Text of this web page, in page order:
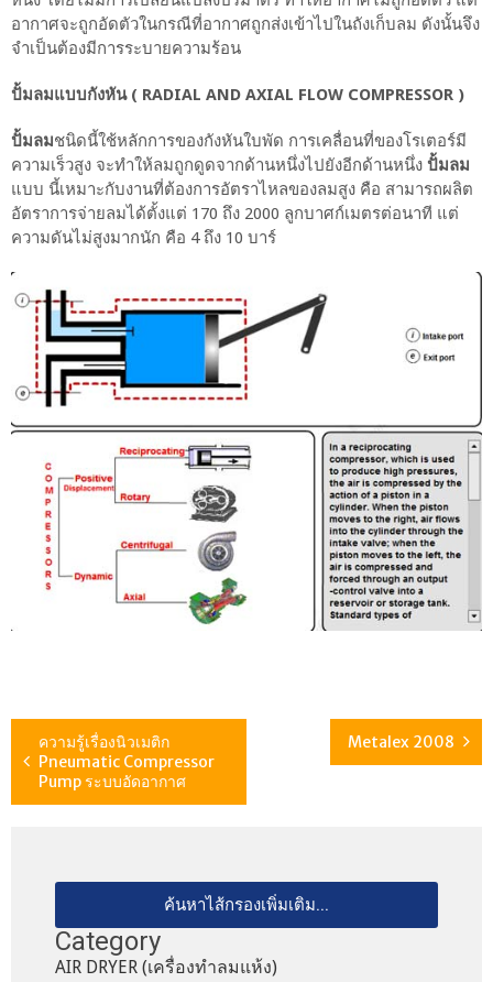
อากาศจะถูกอัดตัวในกรณีที่อากาศถูกส่งเข้าไปในถังเก็บลม ดังนั้นจึง
จำเป็นต้องมีการระบายความร้อน
ปั้มลมแบบกังหัน ( RADIAL AND AXIAL FLOW COMPRESSOR )
ปั้มลมชนิดนี้ใช้หลักการของกังหันใบพัด การเคลื่อนที่ของโรเตอร์มี
ความเร็วสูง จะทำให้ลมถูกดูดจากด้านหนึ่งไปยังอีกด้านหนึ่ง ปั้มลม
แบบ นี้เหมาะกับงานที่ต้องการอัตราไหลของลมสูง คือ สามารถผลิต
อัตราการจ่ายลมได้ตั้งแต่ 170 ถึง 2000 ลูกบาศก์เมตรต่อนาที แต่
ความดันไม่สูงมากนัก คือ 4 ถึง 10 บาร์
ความรู้เรื่องนิวเมติก
Pneumatic Compressor
Pump ระบบอัดอากาศ
Metalex 2008
ค้นหาไส้กรองเพิ่มเติม...
Category
AIR DRYER (เครื่องทำลมแห้ง)